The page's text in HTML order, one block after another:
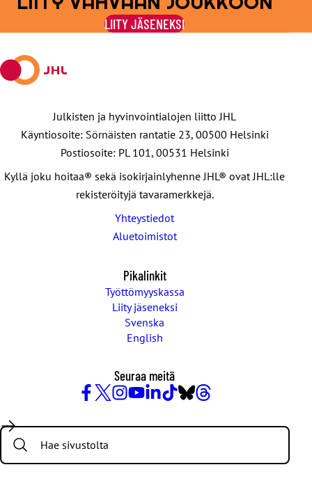
Facebookissa
viestipalvelu
X:ssä
sähköpostilla
WhatsAppilla
Telegramilla
LIITY JÄSENEKSI
Julkisten ja hyvinvointialojen liitto JHL
Käyntiosoite: Sörnäisten rantatie 23, 00500 Helsinki
Postiosoite: PL 101, 00531 Helsinki
Kyllä joku hoitaa® sekä isokirjainlyhenne JHL® ovat JHL:lle
rekisteröityjä tavaramerkkejä.
Yhteystiedot
Aluetoimistot
Pikalinkit
Työttömyyskassa
Liity jäseneksi
Svenska
English
Seuraa meitä
/
Twitter
Search: